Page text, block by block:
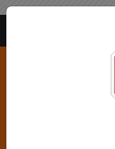
Pesquisar